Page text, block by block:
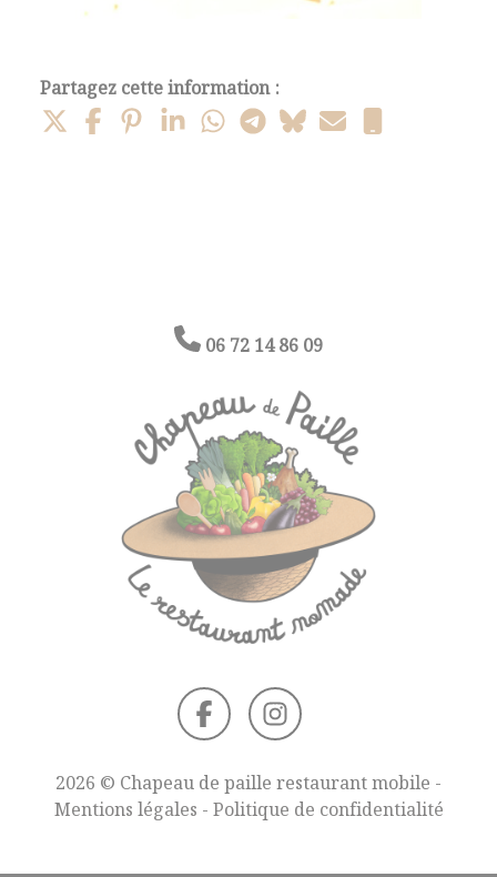
Partagez cette information :
06 72 14 86 09
2026 © Chapeau de paille restaurant mobile -
Mentions légales -Politique de confidentialité